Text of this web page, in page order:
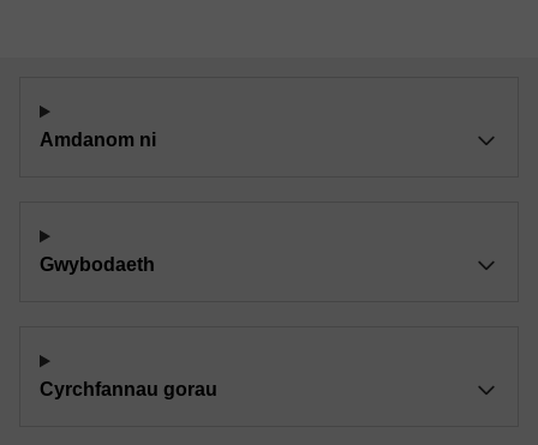
Amdanom ni
Gwybodaeth
Cyrchfannau gorau